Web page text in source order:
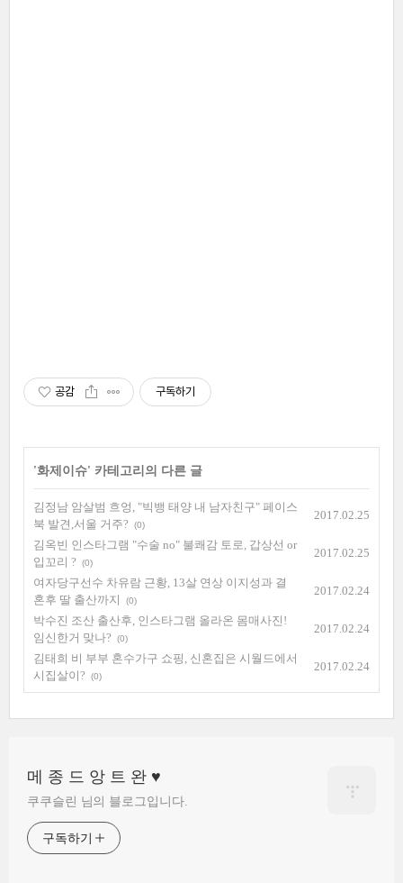
공감 구독하기
'화제이슈' 카테고리의 다른 글
김정남 암살범 흐엉, "빅뱅 태양 내 남자친구" 페이스
북 발견,서울 거주?
(0)
2017.02.25
김옥빈 인스타그램 "수술 no" 불쾌감 토로, 갑상선 or
입꼬리 ?
(0)
2017.02.25
여자당구선수 차유람 근황, 13살 연상 이지성과 결
혼후 딸 출산까지
(0)
2017.02.24
박수진 조산 출산후, 인스타그램 올라온 몸매사진!
임신한거 맞나?
(0)
2017.02.24
김태희 비 부부 혼수가구 쇼핑, 신혼집은 시월드에서
시집살이?
(0)
2017.02.24
메 종 드 앙 트 완 ♥
쿠쿠슬린 님의 블로그입니다.
구독하기